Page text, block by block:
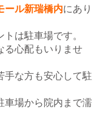
ール新瑞橋内にあり
は駐車場です。
る心配もいりませ
手な方も安心して駐
車場から院内まで濡